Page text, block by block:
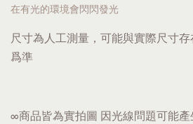
在有光的環境會閃閃發光
尺寸為人工測量，可能與實際尺寸
爲準
∞商品皆為實拍圖 因光線問題可能產